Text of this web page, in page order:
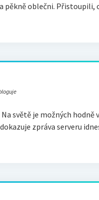
pěkně oblečni. Přistoupili,
světě je možných hodně
zpráva serveru